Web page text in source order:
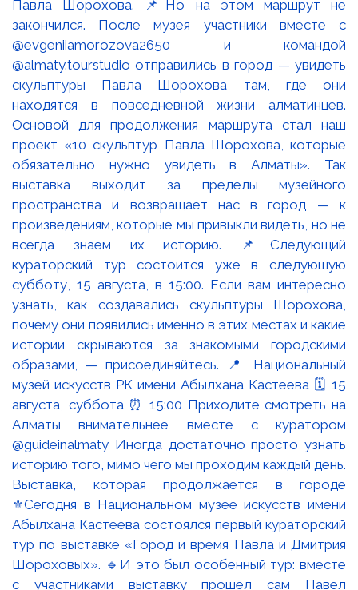
Выставка, которая продолжается в городе
⚜️Сегодня в Национальном музее искусств имени
Абылхана Кастеева состоялся первый кураторский
тур по выставке «Город и время Павла и Дмитрия
Шороховых». 🔹И это был особенный тур: вместе
с участниками выставку прошёл сам Павел